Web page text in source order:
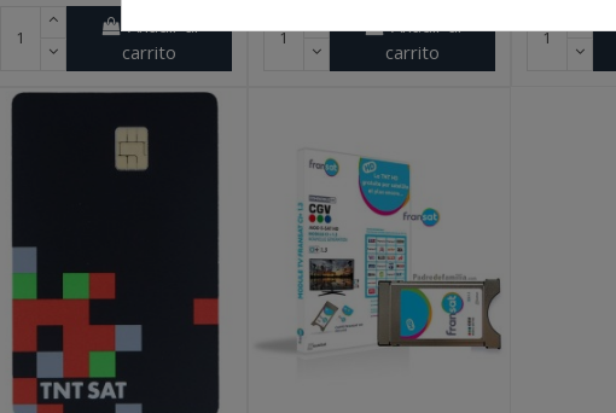
Añadir al
carrito
Añadir al
carrito